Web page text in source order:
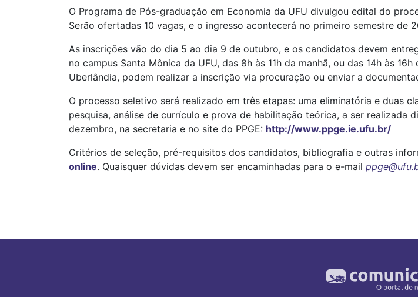
O Programa de Pós-graduação em Economia da UFU divulgou edital do
Serão ofertadas 10 vagas, e o ingresso acontecerá no primeiro semestre de
As inscrições vão do dia 5 ao dia 9 de outubro, e os candidatos devem
no campus Santa Mônica da UFU, das 8h às 11h da manhã, ou das 14h às
Uberlândia, podem realizar a inscrição via procuração ou enviar a
O processo seletivo será realizado em três etapas: uma eliminatória e duas
pesquisa, análise de currículo e prova de habilitação teórica, a ser realizada
dezembro, na secretaria e no site do PPGE: http://www.ppge.ie.ufu.br/
Critérios de seleção, pré-requisitos dos candidatos, bibliografia e outras
online. Quaisquer dúvidas devem ser encaminhadas para o e-mail